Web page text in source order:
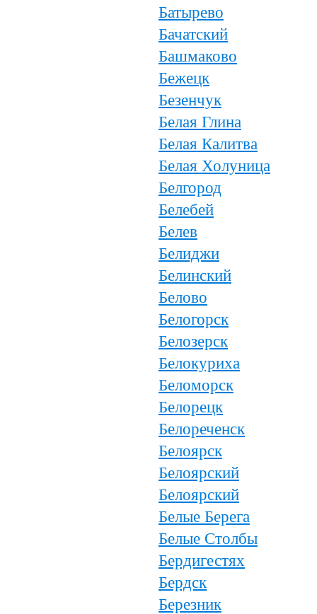
Батырево
Бачатский
Башмаково
Бежецк
Безенчук
Белая Глина
Белая Калитва
Белая Холуница
Белгород
Белебей
Белев
Белиджи
Белинский
Белово
Белогорск
Белозерск
Белокуриха
Беломорск
Белорецк
Белореченск
Белоярск
Белоярский
Белоярский
Белые Берега
Белые Столбы
Бердигестях
Бердск
Березник